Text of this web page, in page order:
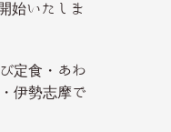
始いたしま
定食・あわ
伊勢志摩で